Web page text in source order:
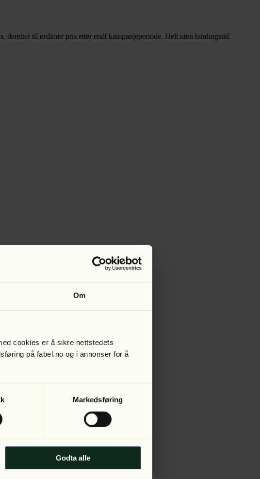
Om
cookies er å sikre nettstedets
på fabel.no og i annonser for å
Markedsføring
Godta alle
deretter til ordinær pris etter endt kampanjeperiode. Helt uten bindingstid.